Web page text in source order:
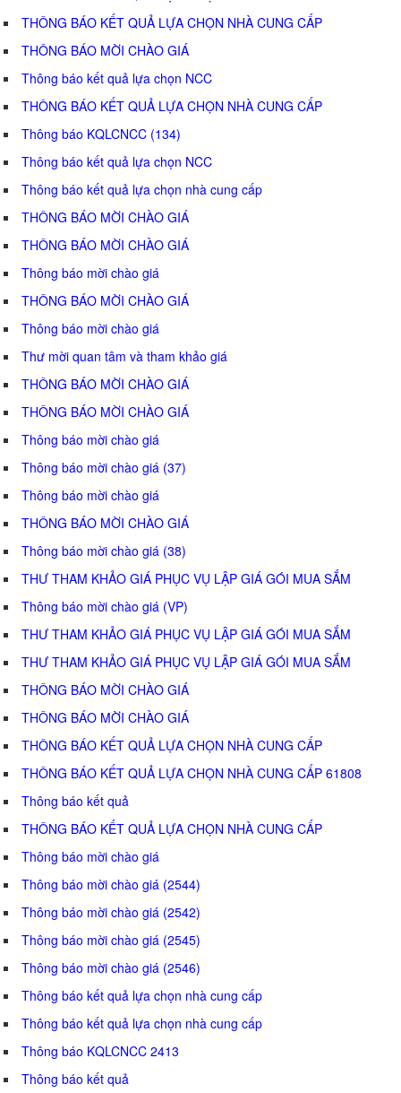
THÔNG BÁO KẾT QUẢ LỰA CHỌN NHÀ CUNG CẤP
THÔNG BÁO MỜI CHÀO GIÁ
Thông báo kết quả lựa chọn NCC
THÔNG BÁO KẾT QUẢ LỰA CHỌN NHÀ CUNG CẤP
Thông báo KQLCNCC (134)
Thông báo kết quả lựa chọn NCC
Thông báo kết quả lựa chọn nhà cung cấp
THÔNG BÁO MỜI CHÀO GIÁ
THÔNG BÁO MỜI CHÀO GIÁ
Thông báo mời chào giá
THÔNG BÁO MỜI CHÀO GIÁ
Thông báo mời chào giá
Thư mời quan tâm và tham khảo giá
THÔNG BÁO MỜI CHÀO GIÁ
THÔNG BÁO MỜI CHÀO GIÁ
Thông báo mời chào giá
Thông báo mời chào giá (37)
Thông báo mời chào giá
THÔNG BÁO MỜI CHÀO GIÁ
Thông báo mời chào giá (38)
THƯ THAM KHẢO GIÁ PHỤC VỤ LẬP GIÁ GÓI MUA SẮM
Thông báo mời chào giá (VP)
THƯ THAM KHẢO GIÁ PHỤC VỤ LẬP GIÁ GÓI MUA SẮM
THƯ THAM KHẢO GIÁ PHỤC VỤ LẬP GIÁ GÓI MUA SẮM
THÔNG BÁO MỜI CHÀO GIÁ
THÔNG BÁO MỜI CHÀO GIÁ
THÔNG BÁO KẾT QUẢ LỰA CHỌN NHÀ CUNG CẤP
THÔNG BÁO KẾT QUẢ LỰA CHỌN NHÀ CUNG CẤP 61808
Thông báo kết quả
THÔNG BÁO KẾT QUẢ LỰA CHỌN NHÀ CUNG CẤP
Thông báo mời chào giá
Thông báo mời chào giá (2544)
Thông báo mời chào giá (2542)
Thông báo mời chào giá (2545)
Thông báo mời chào giá (2546)
Thông báo kết quả lựa chọn nhà cung cấp
Thông báo kết quả lựa chọn nhà cung cấp
Thông báo KQLCNCC 2413
Thông báo kết quả